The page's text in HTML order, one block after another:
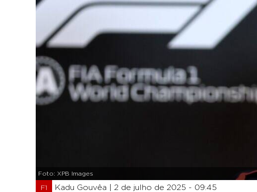
Foto: XPB Images
F1 Kadu Gouvêa | 2 de julho de 2025 - 09:45